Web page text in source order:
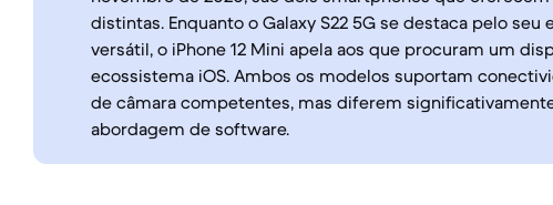
distintas. Enquanto o Galaxy S22 5G se destaca pelo
versátil, o iPhone 12 Mini apela aos que procuram um
ecossistema iOS. Ambos os modelos suportam
de câmara competentes, mas diferem
abordagem de software.